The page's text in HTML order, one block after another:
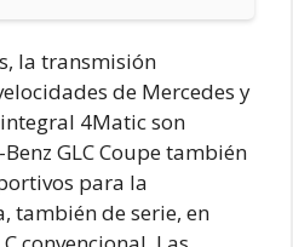
la transmisión
de Mercedes y
4Matic son
GLC Coupe también
para la
también de serie, en